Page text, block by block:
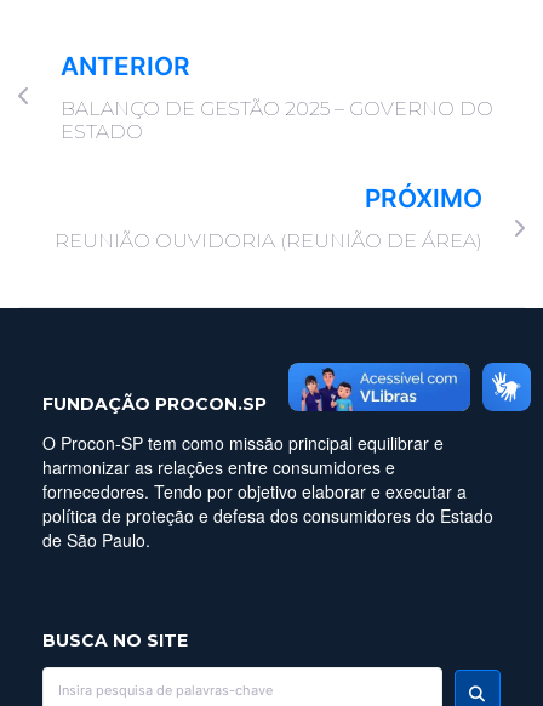
ANTERIOR
BALANÇO DE GESTÃO 2025 – GOVERNO DO
ESTADO
PRÓXIMO
REUNIÃO OUVIDORIA (REUNIÃO DE ÁREA)
FUNDAÇÃO PROCON.SP
O Procon-SP tem como missão principal equilibrar e
harmonizar as relações entre consumidores e
fornecedores. Tendo por objetivo elaborar e executar a
política de proteção e defesa dos consumidores do Estado
de São Paulo.
BUSCA NO SITE